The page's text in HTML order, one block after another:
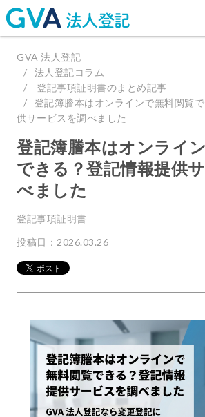
GVA 法人登記
法人登記コラム
登記事項証明書のまとめ記事
登記簿謄本はオンラインで無料閲覧
供サービスを調べました
登記簿謄本はオンライ
できる？登記情報提供
べました
登記事項証明書
投稿日：2026.03.26